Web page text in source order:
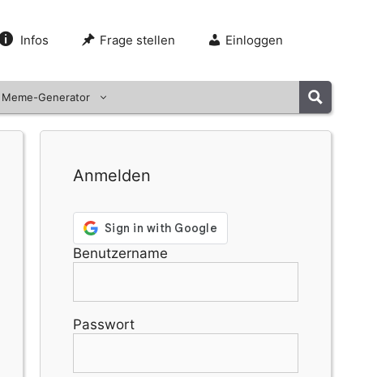
Infos Frage stellen Einloggen
Meme-Generator
Anmelden
Benutzername
Passwort